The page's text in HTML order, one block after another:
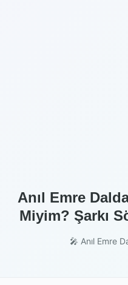
Anıl Emre
Miyim? Şarkı
🎤 Anıl Emre